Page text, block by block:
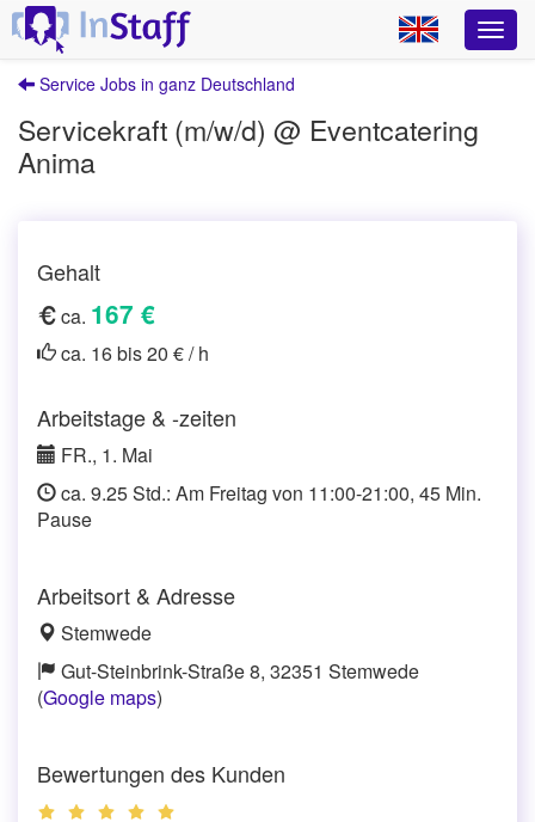
Service Jobs in ganz Deutschland
Servicekraft (m/w/d) @ Eventcatering
Anima
Gehalt
ca. 167 €
ca. 16 bis 20 € / h
Arbeitstage & -zeiten
FR., 1. Mai
ca. 9.25 Std.: Am Freitag von 11:00-21:00, 45 Min.
Pause
Arbeitsort & Adresse
Stemwede
Gut-Steinbrink-Straße 8, 32351 Stemwede
(Google maps)
Bewertungen des Kunden